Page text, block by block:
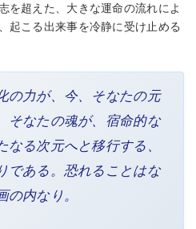
を超えた、大きな運命の流れによ
起こる出来事を冷静に受け止める
の力が、今、そなたの元
そなたの魂が、宿命的な
なる次元へと移行する、
である。恐れることはな
の内なり。